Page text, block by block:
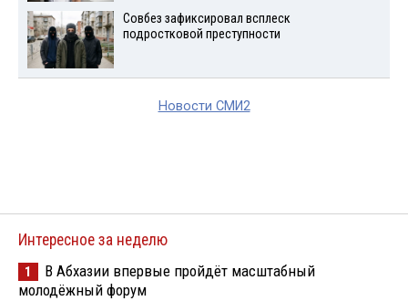
Совбез зафиксировал всплеск
подростковой преступности
Новости СМИ2
Интересное за неделю
1
В Абхазии впервые пройдёт масштабный
молодёжный форум